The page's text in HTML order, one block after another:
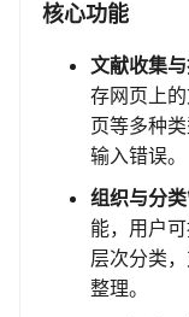
核心功能
文献收集
存网页上
页等多种
输入错误。
组织与分
能，用户
层次分类
整理。